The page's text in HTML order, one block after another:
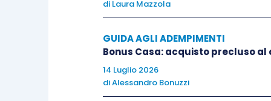
LaL. 205/2017, articolo 1, comma
tutte le fatture elettroniche nonché
Sistema di Interscambio
Con appositoprovvedimento
di Laura Mazzola
GUIDA AGLI ADEMPIMENTI
Bonus Casa: acquisto precluso al
14 Luglio 2026
diAlessandro Bonuzzi